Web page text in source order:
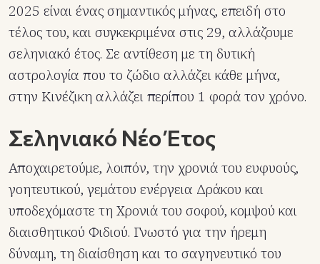
2025 είναι ένας σημαντικός μήνας, επειδή στο
τέλος του, και συγκεκριμένα στις 29, αλλάζουμε
σεληνιακό έτος. Σε αντίθεση με τη δυτική
αστρολογία που το ζώδιο αλλάζει κάθε μήνα,
στην Κινέζικη αλλάζει περίπου 1 φορά τον χρόνο.
Σεληνιακό Νέο Έτος
Αποχαιρετούμε, λοιπόν, την χρονιά του ευφυούς,
γοητευτικού, γεμάτου ενέργεια Δράκου και
υποδεχόμαστε τη Χρονιά του σοφού, κομψού και
διαισθητικού Φιδιού. Γνωστό για την ήρεμη
δύναμη, τη διαίσθηση και το σαγηνευτικό του